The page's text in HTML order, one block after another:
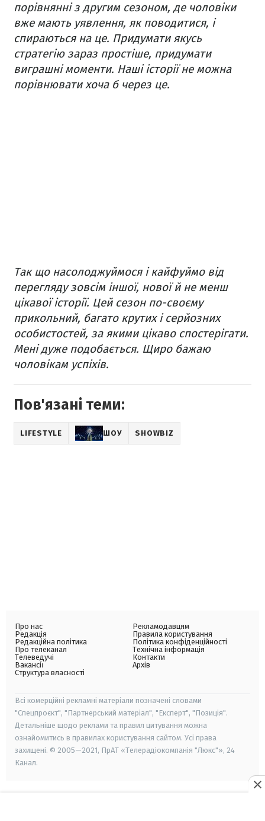
порівнянні з другим сезоном, де чоловіки
вже мають уявлення, як поводитися, і
спираються на це. Придумати якусь
стратегію зараз простіше, придумати
виграшні моменти. Наші історії не можна
порівнювати хоча б через це.
Так що насолоджуймося і кайфуймо від
перегляду зовсім іншої, нової й не менш
цікавої історії. Цей сезон по-своєму
прикольний, багато крутих і серйозних
особистостей, за якими цікаво спостерігати.
Мені дуже подобається. Щиро бажаю
чоловікам успіхів.
Пов'язані теми:
LIFESTYLE ШОУ SHOWBIZ
Про нас
Редакція
Редакційна політика
Про телеканал
Телеведучі
Вакансії
Структура власності
Рекламодавцям
Правила користування
Політика конфіденційності
Технічна інформація
Контакти
Архів
Всі комерційні рекламні матеріали позначені словами
"Спецпроєкт", "Партнерський матеріал", "Експерт", "Позиція".
Детальніше щодо реклами та правил цитування можна
ознайомитись в правилах користування сайтом. Усі права
захищені. © 2005—2021, ПрАТ «Телерадіокомпанія "Люкс"», 24
Канал.